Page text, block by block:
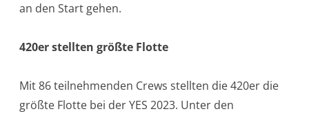
an den Start gehen.
420er stellten größte Flotte
Mit 86 teilnehmenden Crews stellten die 420er die
größte Flotte bei der YES 2023. Unter den